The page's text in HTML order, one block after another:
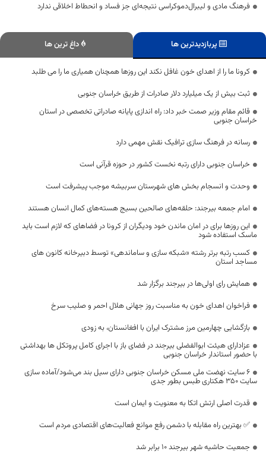
فرهنگ مادی و لیبرال‌دموکراسی نتیجه‌ای جز فساد و انحطاط اخلاقی ندارد
پربازدیدترین ها داغ ترین ها
کرونا ما را از اهدای خون غافل نکند این روزها همچنان همیاری ما را می طلبد
ثبت بیش از یک میلیارد دلار صادرات از طریق خراسان جنوبی
قائم مقام وزیر صمت خبر داد: راه اندازی پایانه صادراتی تخصصی در استان
خراسان جنوبی
رسانه در فرهنگ سازی ترافیک نقش مهمی دارد
خراسان جنوبی دارای رتبه نخست کشور در حوزه قرآنی است
وحدت و انسجام بخش های شهرستان سربیشه موجب پیشرفت است
امام جمعه بیرجند: حلقه‌های صالحین بسیج هسته‌های کمال انسان هستند
این روزها برای در امان ماندن خود ودیگران از کرونا در فضاهای که لازم است باید
ماسک استفاده شود
کسب رتبه برتر رشته «شبکه سازی و ساماندهی» توسط دبیرخانه کانون های
مساجد استان
همایش رای اولی‌ها در بیرجند برگزار شد
فراخوان اهدای خون به مناسبت روز جهانی هلال احمر و صلیب سرخ
بازگشایی چهارمین مرز مشترک ایران با افغانستان، به زودی
عزادارای هیئت ابوالفضلی بیرجند در فضای باز با اجرای کامل پروتکل ها بهداشتی
با حضور استاندار خراسان جنوبی
۶ سایت نهضت ملی مسکن خراسان جنوبی دارای سیل بند می‌شود/آماده سازی
سایت ۳۵۰ هکتاری طبس بطور جدی
قدرت اصلی ارتش اتکا به معنویت و ایمان است
✅ بهترین راه مقابله با دشمن رفع موانع فعالیت‌های اقتصادی مردم است
جمعیت حاشیه شهر بیرجند ۱۰ برابر شد